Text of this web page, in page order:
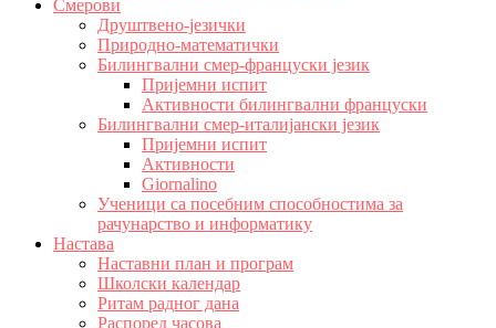
Смерови
Друштвено-језички
Природно-математички
Билингвални смер-француски језик
Пријемни испит
Активности билингвални француски
Билингвални смер-италијански језик
Пријемни испит
Активности
Giornalino
Ученици са посебним способностима за
рачунарство и информатику
Настава
Наставни план и програм
Школски календар
Ритам радног дана
Распоред часова